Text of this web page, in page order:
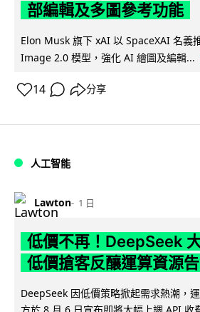
部編輯及多圖參考功能
Elon Musk 旗下 xAI 以 SpaceXAI 名義
Image 2.0 模型，強化 AI 繪圖及編輯...
14 分享
人工智能
Lawton 1 日
低價不再！DeepSeek
低價搶客反釀運算資源
DeepSeek 因低價策略掀起需求熱潮，